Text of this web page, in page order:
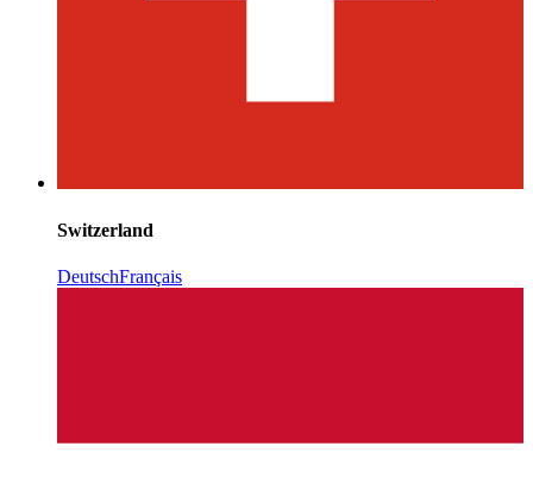
Switzerland
DeutschFrançais